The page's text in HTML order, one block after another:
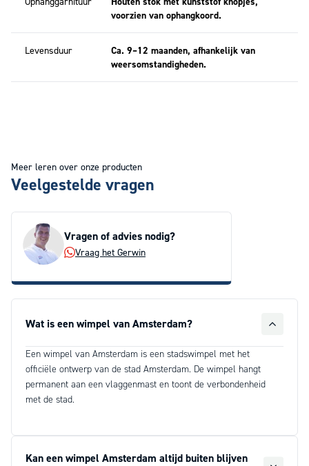
De wimpel Amsterdam is gemaakt van sterk vlaggendoek en geschikt
voor langdurig buitengebruik. De wimpel is afgewerkt met een kopband
en koordje, zodat deze eenvoudig bevestigd kan worden aan een
vlaggenmast
voorzien van ophangkoord.
Levensduur
Ca. 9–12 maanden, afhankelijk van
weersomstandigheden.
Meer leren over onze producten
Veelgestelde vragen
Vragen of advies nodig?
Vraag het Gerwin
Wat is een wimpel van Amsterdam?
Een wimpel van Amsterdam is een stadswimpel met het
officiële ontwerp van de stad Amsterdam. De wimpel hangt
permanent aan een vlaggenmast en toont de verbondenheid
met de stad.
Kan een wimpel Amsterdam altijd buiten blijven